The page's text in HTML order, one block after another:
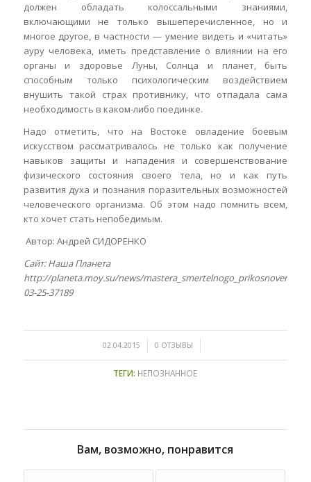
должен обладать колоссальными знаниями,
включающими не только вышеперечисленное, но и
многое другое, в частности — умение видеть и «читать»
ауру человека, иметь представление о влиянии на его
органы и здоровье Луны, Солнца и планет, быть
способным только психологическим воздействием
внушить такой страх противнику, что отпадала сама
необходимость в каком-либо поединке.
Надо отметить, что на Востоке овладение боевым
искусством рассматривалось не только как получение
навыков защиты и нападения и совершенствование
физического состояния своего тела, но и как путь
развития духа и познания поразительных возможностей
человеческого организма. Об этом надо помнить всем,
кто хочет стать непобедимым.
Автор: Андрей СИДОРЕНКО
Сайт: Наша Планета
http://planeta.moy.su/news/mastera_smertelnogo_prikosnovenija/
03-25-37189
02.04.2015
/ 0 ОТЗЫВЫ
/
ТЕГИ: НЕПОЗНАННОЕ
Вам, возможно, понравится